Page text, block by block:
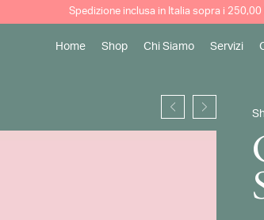
Spedizione inclusa in Italia sopra i 250,00
Home Shop Chi Siamo
Artigianalità e Tradizione
Servizi
Progetti